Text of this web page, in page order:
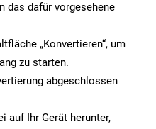
das dafür vorgesehene
„Konvertieren“, um
zu starten.
abgeschlossen
auf Ihr Gerät herunter,